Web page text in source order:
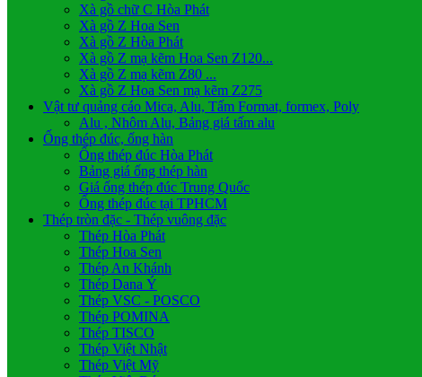
Xà gồ chữ C Hòa Phát
Xà gồ Z Hoa Sen
Xà gồ Z Hòa Phát
Xà gồ Z mạ kẽm Hoa Sen Z120...
Xà gồ Z mạ kẽm Z80 ...
Xà gồ Z Hoa Sen mạ kẽm Z275
Vật tư quảng cáo Mica, Alu, Tấm Format, formex, Poly
Alu , Nhôm Alu, Bảng giá tấm alu
Ống thép đúc, ống hàn
Ống thép đúc Hòa Phát
Bảng giá ống thép hàn
Giá ống thép đúc Trung Quốc
Ống thép đúc tại TPHCM
Thép tròn đặc - Thép vuông đặc
Thép Hòa Phát
Thép Hoa Sen
Thép An Khánh
Thép Dana Ý
Thép VSC - POSCO
Thép POMINA
Thép TISCO
Thép Việt Nhật
Thép Việt Mỹ